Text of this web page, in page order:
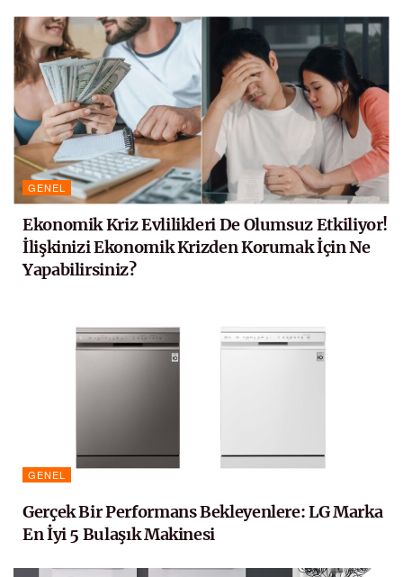
GENEL
Ekonomik Kriz Evlilikleri De Olumsuz Etkiliyor!
İlişkinizi Ekonomik Krizden Korumak İçin Ne
Yapabilirsiniz?
GENEL
Gerçek Bir Performans Bekleyenlere: LG Marka
En İyi 5 Bulaşık Makinesi